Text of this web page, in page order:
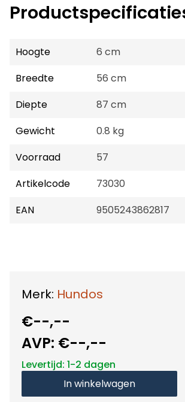
Hoogte
6 cm
Breedte
56 cm
Diepte
87 cm
Gewicht
0.8 kg
Voorraad
57
Artikelcode
73030
EAN
9505243862817
Merk: Hundos
€--,--
AVP: €--,--
Levertijd: 1-2 dagen
In winkelwagen